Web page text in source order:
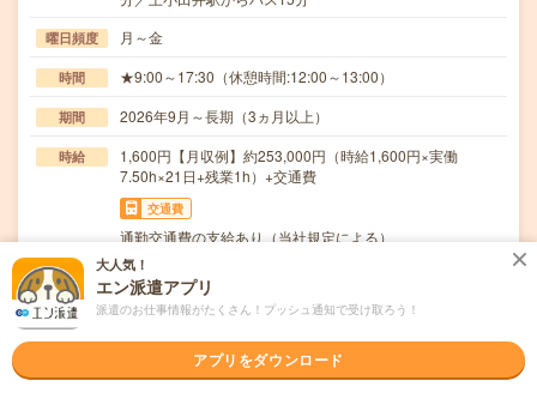
曜日頻度 月～金
時間 ★9:00～17:30（休憩時間:12:00～13:00）
期間 2026年9月～長期（3ヵ月以上）
時給
1,600円【月収例】約253,000円（時給1,600円×実働
7.50h×21日+残業1h）+交通費
交通費
通勤交通費の支給あり（当社規定による）
仕事内容
建設会社にて、経理全般をお願いします。日々のお金の管
理や簿記の記録、仕訳入力などの日次業務、取引先へ…
応募資格
●経理事務の経験がある方●Excel（表の作成）・Word（基
本的な書式設定）の操作ができる方少しで…
大人気！
エン派遣アプリ
派遣のお仕事情報がたくさん！プッシュ通知で受け取ろう！
アプリをダウンロード